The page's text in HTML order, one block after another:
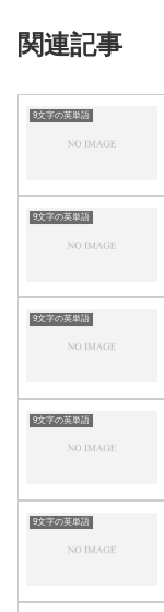
関連記事
9文字の英単語
9文字の英単語
9文字の英単語
9文字の英単語
9文字の英単語